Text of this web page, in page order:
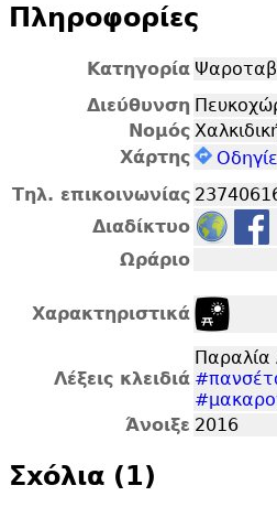
Πληροφορίες
Κατηγορία
Διεύθυνση
Νομός
Χάρτης
Τηλ. επικοινωνίας
Διαδίκτυο
Ωράριο
Χαρακτηριστικά
Λέξεις κλειδιά
Παραλία
Άνοιξε 2016
Σxόλια (1)